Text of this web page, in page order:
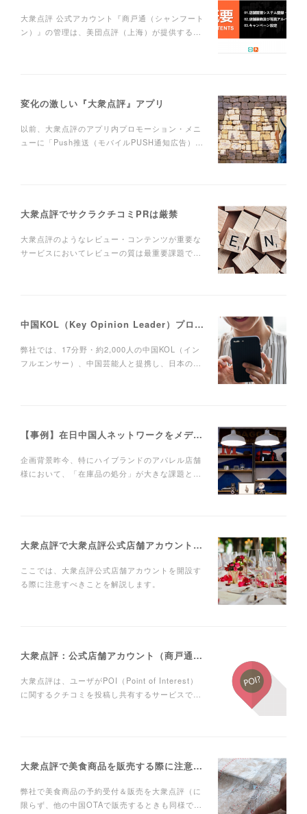
大衆点評 公式アカウント『商戸通（シャンフート
ン）』の管理は、美団点評（上海）が提供する…
変化の激しい『大衆点評』アプリ
以前、大衆点評のアプリ内プロモーション・メニ
ューに「Push推送（モバイルPUSH通知広告）…
大衆点評でサクラクチコミPRは厳禁
大衆点評のようなレビュー・コンテンツが重要な
サービスにおいてレビューの質は最重要課題で…
中国KOL（Key Opinion Leader）プロモーションで注意すべきこと
弊社では、17分野・約2,000人の中国KOL（イン
フルエンサー）、中国芸能人と提携し、日本の…
【事例】在日中国人ネットワークをメディアとした会員制催事やシークレットセールへの集客
企画背景昨今、特にハイブランドのアパレル店舗
様において、「在庫品の処分」が大きな課題と…
大衆点評で大衆点評公式店舗アカウント（中国名：『商戸通』シャンフートン）を開設する際に注意すべきこと
ここでは、大衆点評公式店舗アカウントを開設す
る際に注意すべきことを解説します。
大衆点評：公式店舗アカウント（商戸通：シャンフートン）と一般店舗登録（POI登録）の違い
大衆点評は、ユーザがPOI（Point of Interest）
に関するクチコミを投稿し共有するサービスで…
大衆点評で美食商品を販売する際に注意すべきこと
弊社で美食商品の予約受付＆販売を大衆点評（に
限らず、他の中国OTAで販売するときも同様で…